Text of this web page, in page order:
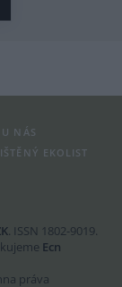
U NÁS
EKOLIST
. ISSN 1802-9019.
Ecn
práva